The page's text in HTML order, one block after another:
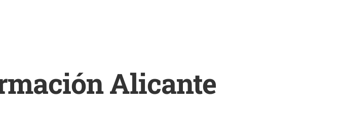
Alicante